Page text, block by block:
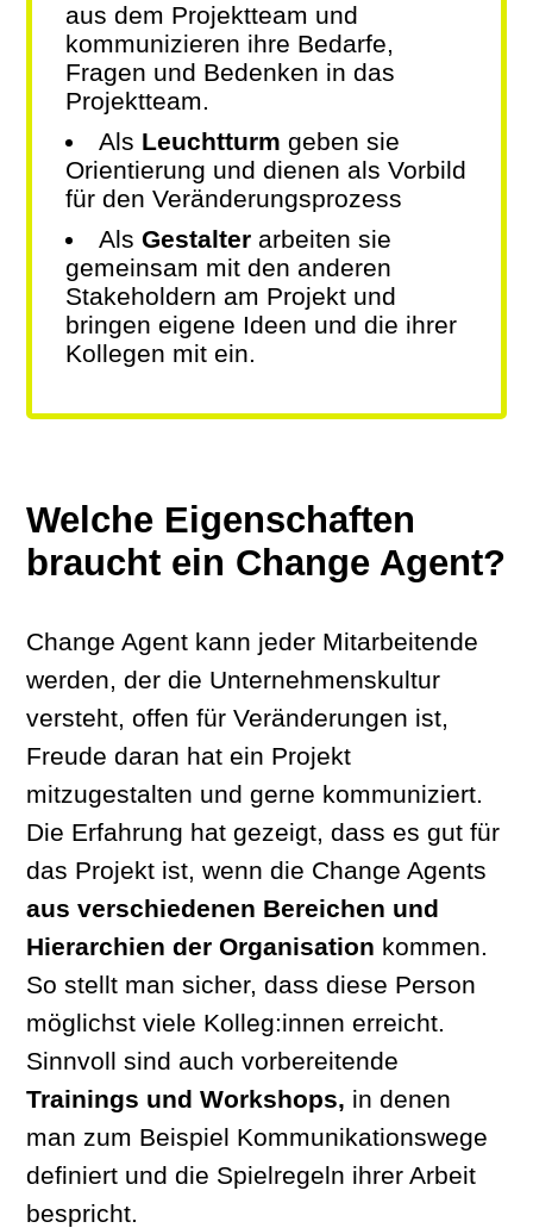
aus dem Projektteam und
kommunizieren ihre Bedarfe,
Fragen und Bedenken in das
Projektteam.
Als Leuchtturm geben sie
Orientierung und dienen als Vorbild
für den Veränderungsprozess
Als Gestalter arbeiten sie
gemeinsam mit den anderen
Stakeholdern am Projekt und
bringen eigene Ideen und die ihrer
Kollegen mit ein.
Welche Eigenschaften
braucht ein Change Agent?
Change Agent kann jeder Mitarbeitende
werden, der die Unternehmenskultur
versteht, offen für Veränderungen ist,
Freude daran hat ein Projekt
mitzugestalten und gerne kommuniziert.
Die Erfahrung hat gezeigt, dass es gut für
das Projekt ist, wenn die Change Agents
aus verschiedenen Bereichen und
Hierarchien der Organisation kommen.
So stellt man sicher, dass diese Person
möglichst viele Kolleg:innen erreicht.
Sinnvoll sind auch vorbereitende
Trainings und Workshops, in denen
man zum Beispiel Kommunikationswege
definiert und die Spielregeln ihrer Arbeit
bespricht.